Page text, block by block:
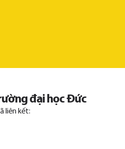
đại học Đức
liên kết: